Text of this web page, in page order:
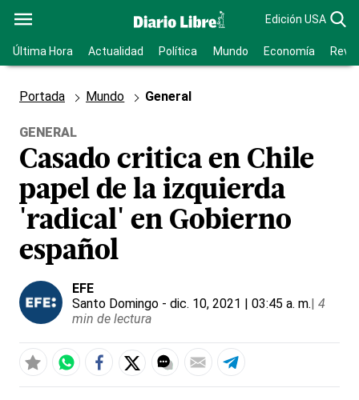
Edición USA
Última Hora Actualidad Política Mundo Economía
Portada Mundo General
GENERAL
Casado critica en Chile
papel de la izquierda
'radical' en Gobierno
español
EFE
Santo Domingo - dic. 10, 2021 | 03:45 a. m.| 4
min de lectura